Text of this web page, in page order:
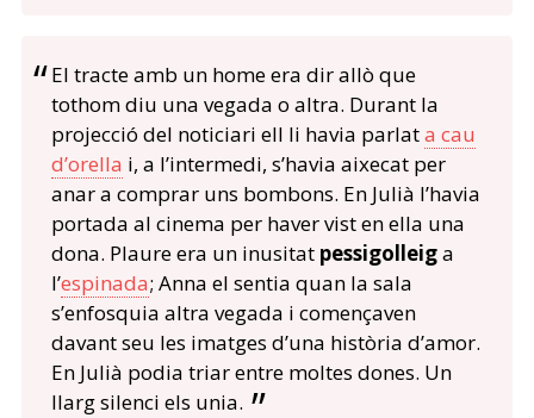
El tracte amb un home era dir allò que
tothom diu una vegada o altra. Durant la
projecció del noticiari ell li havia parlata cau
d’orella i, a l’intermedi, s’havia aixecat per
anar a comprar uns bombons. En Julià l’havia
portada al cinema per haver vist en ella una
dona. Plaure era un inusitat pessigolleiga
l’espinada; Anna el sentia quan la sala
s’enfosquia altra vegada i començaven
davant seu les imatges d’una història d’amor.
En Julià podia triar entre moltes dones. Un
llarg silenci els unia.